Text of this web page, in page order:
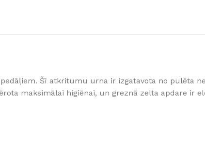
un mitrām
Skatīt
Fasādei
Grīdām un sienām
Šī atkritumu urna ir izgatavota no pulēta
maksimālai higiēnai, un greznā zelta apdare ir